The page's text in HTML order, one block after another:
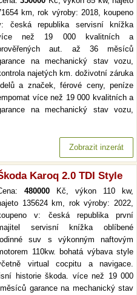
km, rok výroby: 2018, koupeno
česká republika servisní knížka
než 19 000 kvalitních a
aut. až 36 měsíců
na mechanický stav vozu,
najetých km. doživotní záruka
a značek, férové ceny, peníze
více než 19 000 kvalitních a
na mechanický stav vozu,
Zobrazit inzerát
Karoq 2.0 TDI Style
480000 Kč, výkon 110 kw,
135624 km, rok výroby: 2022,
v: česká republika první
servisní knížka oblíbené
suv s výkonným naftovým
110kw. bohatá výbava style
virtual cocpitu a navigace.
historie škoda. více než 19 000
garance na mechanický stav